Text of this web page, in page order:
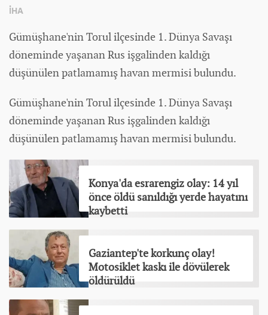
İHA
Gümüşhane'nin Torul ilçesinde 1. Dünya Savaşı
döneminde yaşanan Rus işgalinden kaldığı
düşünülen patlamamış havan mermisi bulundu.
Gümüşhane'nin Torul ilçesinde 1.Dünya Savaşı
döneminde yaşanan Rus işgalinden kaldığı
düşünülen patlamamışhavan mermisi bulundu.
Konya'da esrarengiz olay: 14 yıl
önce öldü sanıldığı yerde hayatını
kaybetti
Gaziantep'te korkunç olay!
Motosiklet kaskı ile dövülerek
öldürüldü